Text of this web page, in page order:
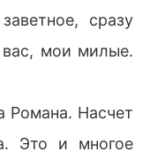
сразу
вас, мои милые.
Романа. Насчет
Это и многое